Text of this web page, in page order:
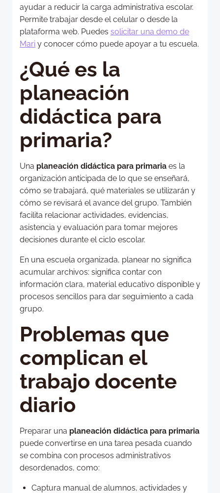
ayudar a reducir la carga administrativa escolar.
Permite trabajar desde el celular o desde la
plataforma web. Puedes solicitar una demo de
Mari y conocer cómo puede apoyar a tu escuela.
¿Qué es la
planeación
didáctica para
primaria?
Una planeación didáctica para primaria es la
organización anticipada de lo que se enseñará,
cómo se trabajará, qué materiales se utilizarán y
cómo se revisará el avance del grupo. También
facilita relacionar actividades, evidencias,
asistencia y evaluación para tomar mejores
decisiones durante el ciclo escolar.
En una escuela organizada, planear no significa
acumular archivos: significa contar con
información clara, material educativo disponible y
procesos sencillos para dar seguimiento a cada
grupo.
Problemas que
complican el
trabajo docente
diario
Preparar una planeación didáctica para primaria
puede convertirse en una tarea pesada cuando
se combina con procesos administrativos
desordenados, como:
Captura manual de alumnos, actividades y